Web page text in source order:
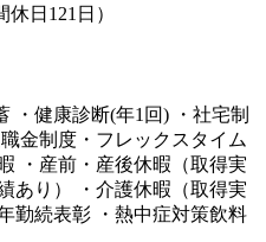
日121日）
・健康診断(年1回) ・社宅制
金制度・フレックスタイム
・産前・産後休暇（取得実
あり） ・介護休暇（取得実
勤続表彰 ・熱中症対策飲料